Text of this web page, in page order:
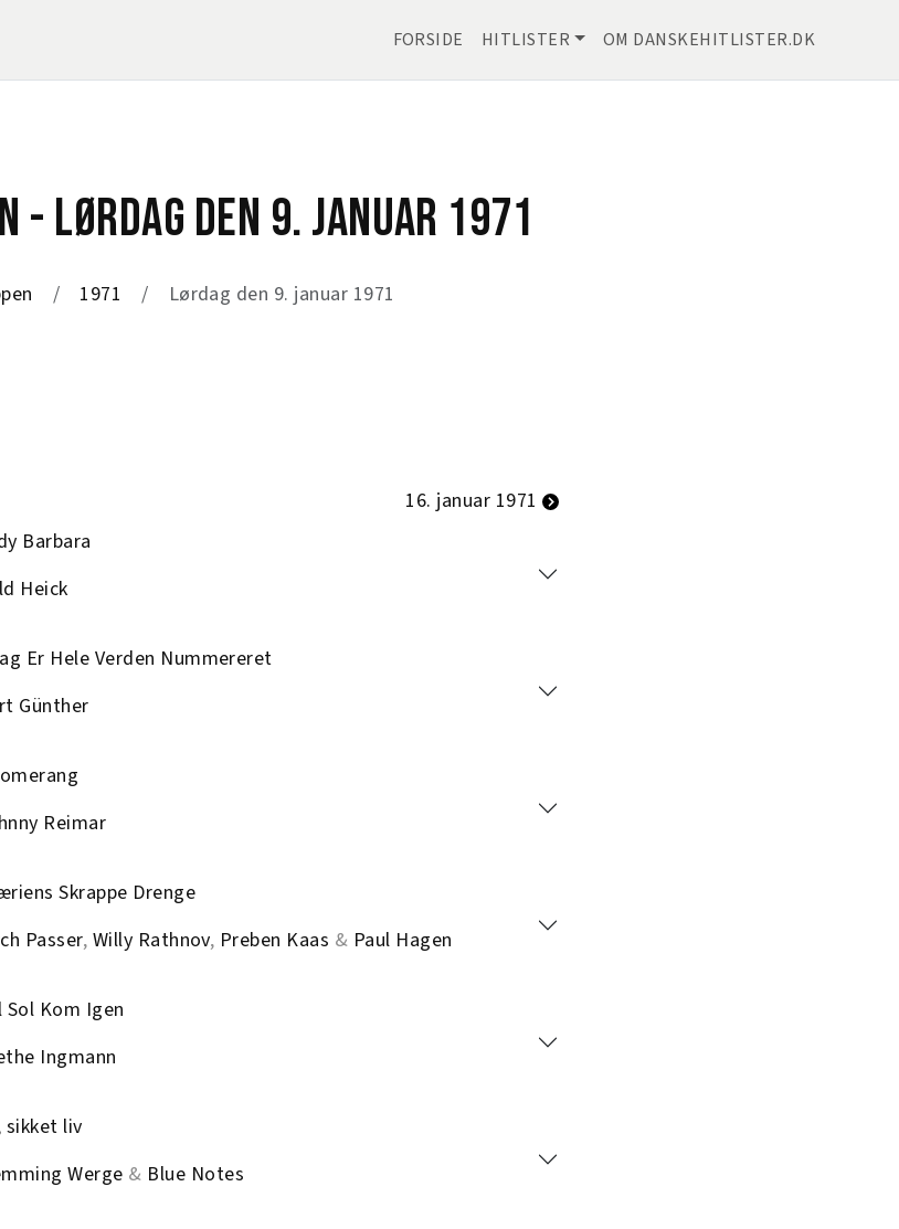
FORSIDE HITLISTER OM DANSKEHITLISTER.DK
- LØRDAG DEN 9. JANUAR 1971
1971 Lørdag den 9. januar 1971
16. januar 1971
Barbara
Heick
Er Hele Verden Nummereret
Günther
Reimar
Skrappe Drenge
Passer, Willy Rathnov, Preben Kaas & Paul Hagen
Sol Kom Igen
Ingmann
sikket liv
Werge & Blue Notes